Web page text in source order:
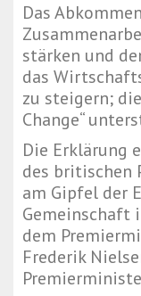
Das
stärken und
das
zu steigern;
Change“
Die Erklärung
des britischen
am Gipfel der
Gemeinschaft
dem
Frederik